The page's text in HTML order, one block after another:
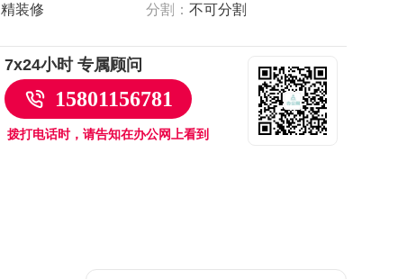
精装修 分割：不可分割
7x24小时 专属顾问
15801156781
拨打电话时，请告知在办公网上看到